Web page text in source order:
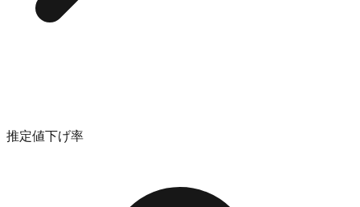
推定値下げ率